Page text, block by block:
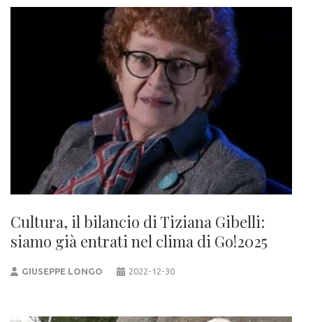
Cultura, il bilancio di Tiziana Gibelli:
siamo già entrati nel clima di Go!2025
GIUSEPPE LONGO 2022-12-30